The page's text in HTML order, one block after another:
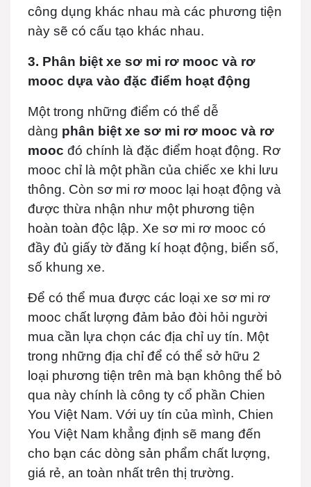
công dụng khác nhau mà các phương tiện
này sẽ có cấu tạo khác nhau.
3. Phân biệt xe sơ mi rơ mooc và rơ
mooc dựa vào đặc điểm hoạt động
Một trong những điểm có thể dễ
dàng phân biệt xe sơ mi rơ mooc và rơ
mooc đó chính là đặc điểm hoạt động. Rơ
mooc chỉ là một phần của chiếc xe khi lưu
thông. Còn sơ mi rơ mooc lại hoạt động và
được thừa nhận như một phương tiện
hoàn toàn độc lập. Xe sơ mi rơ mooc có
đầy đủ giấy tờ đăng kí hoạt động, biển số,
số khung xe.
Để có thể mua được các loại xe sơ mi rơ
mooc chất lượng đảm bảo đòi hỏi người
mua cần lựa chọn các địa chỉ uy tín. Một
trong những địa chỉ để có thể sở hữu 2
loại phương tiện trên mà bạn không thể bỏ
qua này chính là công ty cổ phần Chien
You Việt Nam. Với uy tín của mình, Chien
You Việt Nam khẳng định sẽ mang đến
cho bạn các dòng sản phẩm chất lượng,
giá rẻ, an toàn nhất trên thị trường.